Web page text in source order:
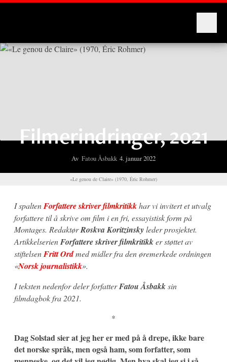
Filmerindringer, 2021
Av Fatou Åsbakk 4. januar 2022
«Le genou de Claire» (1970, Éric Rohmer)
I spaltenForfattere skriver filmkritikkhar vi invitert et utvalg
forfattere til å skrive om film i en fri, essayistisk form på
Montages. RedaktørRoskva Koritzinskyleder prosjektet.
ArtikkelserienForfattere skriver filmkritikker støttet av
stiftelsenFritt Ordmed midlerfra den øremerkede ordningen
«Norsk journalistikk».
I teksten nedenfor deler forfatterFatou Åsbakksin
filmdagbok fra 2021.
*
Dag Solstad sier at jeg her er med på å drepe, ikke bare
det norske språk, men også ham, som forfatter, som